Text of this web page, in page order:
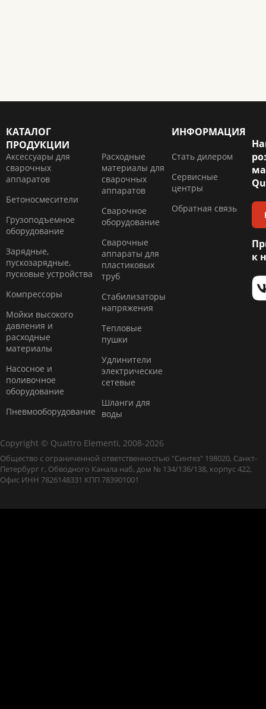
КАТАЛОГ
ПРОДУКЦИИ
Аксессуары для
сварочных
аппаратов
Бетоносмесители
Грузоподъемное
оборудование
Зарядные,
пускозарядные,
пусковые устройства
Компресcоры
Мойки высокого
давления и
расходные
материалы
Насосное и
поливочное
оборудование
Пневмооборудование
Расходные
материалы для
сварочных
аппаратов
Сварочное
оборудование
Сварочные
аппараты для
пластиковых
труб
Стабилизаторы
напряжения
Тепловые
пушки
Удлинители
электрические
сетевые
Шланги для
воды
ИНФОРМАЦИЯ
Стать дилером
Сервисные
центры
Обратная связь
к
Copyright © Quattro Elementi, 2008-2026
Общество с ограниченной ответственностью "Синтез" 198020, Санкт-
Петербург г, Обводного Канала наб, дом № 134/136/138, корпус 422,
Офис ИНН 7826148331 КПП 783901001